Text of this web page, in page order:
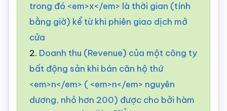
trong đó <em>x</em> là thời gian (tính
bằng giờ) kể từ khi phiên giao dịch mở
cửa
2. Doanh thu (Revenue) của một công ty
bất động sản khi bán căn hộ thứ
<em>n</em> ( <em>n</em> nguyên
dương, nhỏ hơn 200) được cho bởi hàm